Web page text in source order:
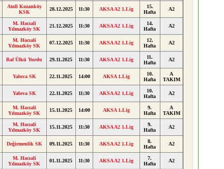
Atoll Kozanköy
KSK
28.12.2025 11:30 AKSA A2 1.Lig
15.
Hafta
A2
M. Hacıali
Yılmazköy SK
21.12.2025 11:30 AKSA A2 1.Lig
14.
Hafta
A2
M. Hacıali
Yılmazköy SK
07.12.2025 11:30 AKSA A2 1.Lig
12.
Hafta
A2
Baf Ülkü Yurdu 29.11.2025 11:30 AKSA A2 1.Lig
11.
Hafta
A2
Yalova SK 22.11.2025 14:00 AKSA 1.Lig
10.
Hafta
A
TAKIM
Yalova SK 22.11.2025 11:30 AKSA A2 1.Lig
10.
Hafta
A2
M. Hacıali
Yılmazköy SK
15.11.2025 14:00 AKSA 1.Lig
9.
Hafta
A
TAKIM
M. Hacıali
Yılmazköy SK
15.11.2025 11:30 AKSA A2 1.Lig
9.
Hafta
A2
Değirmenlik SK 09.11.2025 11:30 AKSA A2 1.Lig
8.
Hafta
A2
M. Hacıali
Yılmazköy SK
01.11.2025 11:30 AKSA A2 1.Lig
7.
Hafta
A2